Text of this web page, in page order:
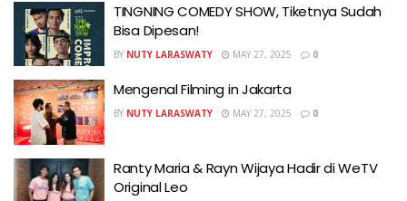
TINGNING COMEDY SHOW, Tiketnya Sudah
Bisa Dipesan!
BY NUTY LARASWATY MAY 27, 2025 0
Mengenal Filming in Jakarta
BY NUTY LARASWATY MAY 27, 2025 0
Ranty Maria & Rayn Wijaya Hadir di WeTV
Original Leo